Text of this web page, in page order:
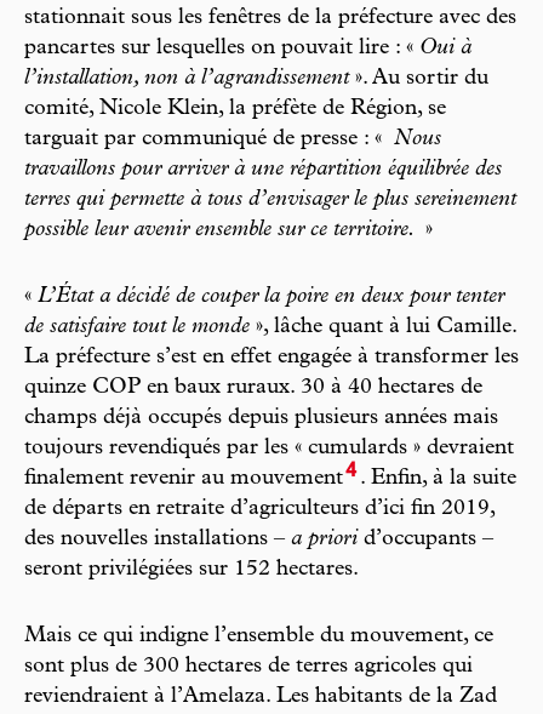
stationnait sous les fenêtres de la préfecture avec des
pancartes sur lesquelles on pouvait lire : « Oui à
l’installation, non à l’agrandissement». Au sortir du
comité, Nicole Klein, la préfète de Région, se
targuait par communiqué de presse : « Nous
travaillons pour arriver à une répartition équilibrée des
terres qui permette à tous d’envisager le plus sereinement
possible leur avenir ensemble sur ce territoire.
»
« L’État a décidé de couper la poire en deux pour tenter
de satisfaire tout le monde », lâche quant à lui Camille.
La préfecture s’est en effet engagée à transformer les
quinze COP en baux ruraux. 30 à 40 hectares de
champs déjà occupés depuis plusieurs années mais
toujours revendiqués par les « cumulards » devraient
finalement revenir au mouvement4. Enfin, à la suite
de départs en retraite d’agriculteurs d’ici fin 2019,
des nouvelles installations – a priori d’occupants –
seront privilégiées sur 152 hectares.
Mais ce qui indigne l’ensemble du mouvement, ce
sont plus de 300 hectares de terres agricoles qui
reviendraient à l’Amelaza. Les habitants de la Zad